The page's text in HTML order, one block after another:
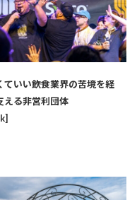
いい――飲食業界の苦境を経
える非営利団体